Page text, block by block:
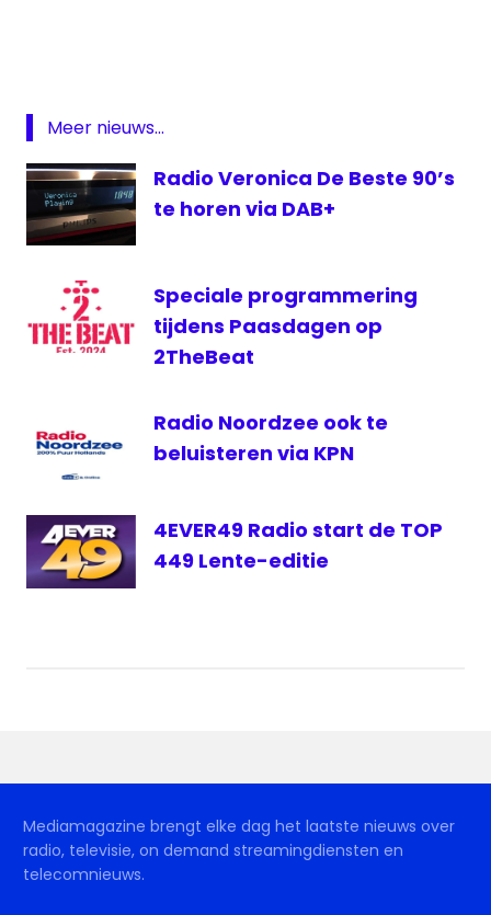
pic.twitter.com/FgDLSy3wNK
— TOPradio (@TOPradio)December 26,
2017
radio
TOPradio
Vlaanderen
Meer nieuws...
Radio Veronica De Beste 90’s
te horen via DAB+
Speciale programmering
tijdens Paasdagen op
2TheBeat
Radio Noordzee ook te
beluisteren via KPN
4EVER49 Radio start de TOP
449 Lente-editie
Mediamagazine brengt elke dag het laatste nieuws over
radio, televisie, on demand streamingdiensten en
telecomnieuws.